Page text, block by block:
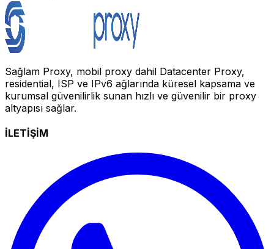
Sağlam Proxy, mobil proxy dahil Datacenter Proxy,
residential, ISP ve IPv6 ağlarında küresel kapsama ve
kurumsal güvenilirlik sunan hızlı ve güvenilir bir proxy
altyapısı sağlar.
İLETİŞİM